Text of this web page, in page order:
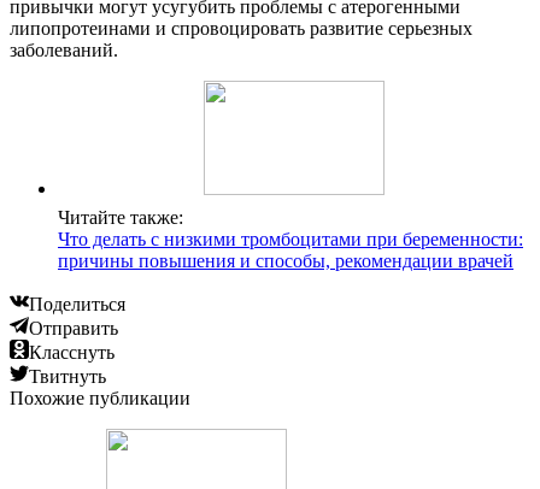
привычки могут усугубить проблемы с атерогенными
липопротеинами и спровоцировать развитие серьезных
заболеваний.
Читайте также:
Что делать с низкими тромбоцитами при беременности:
причины повышения и способы, рекомендации врачей
Поделиться
Отправить
Класснуть
Твитнуть
Похожие публикации